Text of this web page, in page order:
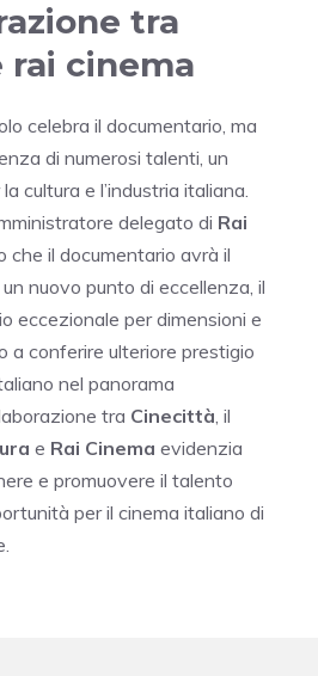
tra
cinema
celebra il documentario, ma
di numerosi talenti, un
cultura e l’industria italiana.
delegato di Rai
che il documentario avrà il
nuovo punto di eccellenza, il
eccezionale per dimensioni e
a conferire ulteriore prestigio
nel panorama
tra Cinecittà, il
e Rai Cinema evidenzia
e promuovere il talento
per il cinema italiano di